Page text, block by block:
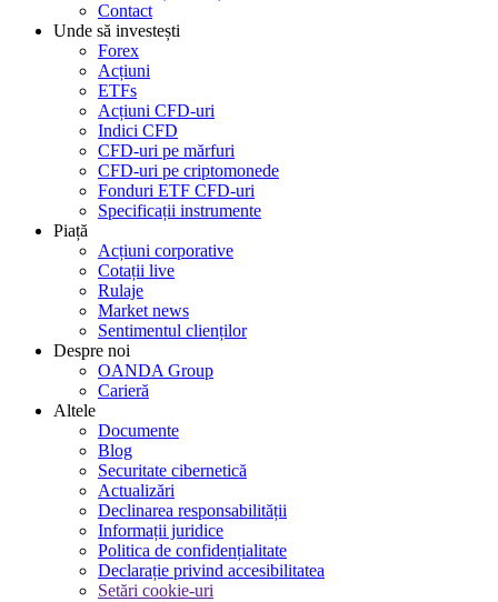
Contact
Unde să investești
Forex
Acțiuni
ETFs
Acțiuni CFD-uri
Indici CFD
CFD-uri pe mărfuri
CFD-uri pe criptomonede
Fonduri ETF CFD-uri
Specificații instrumente
Piață
Acțiuni corporative
Cotații live
Rulaje
Market news
Sentimentul clienților
Despre noi
OANDA Group
Carieră
Altele
Documente
Blog
Securitate cibernetică
Actualizări
Declinarea responsabilității
Informații juridice
Politica de confidențialitate
Declarație privind accesibilitatea
Setări cookie-uri